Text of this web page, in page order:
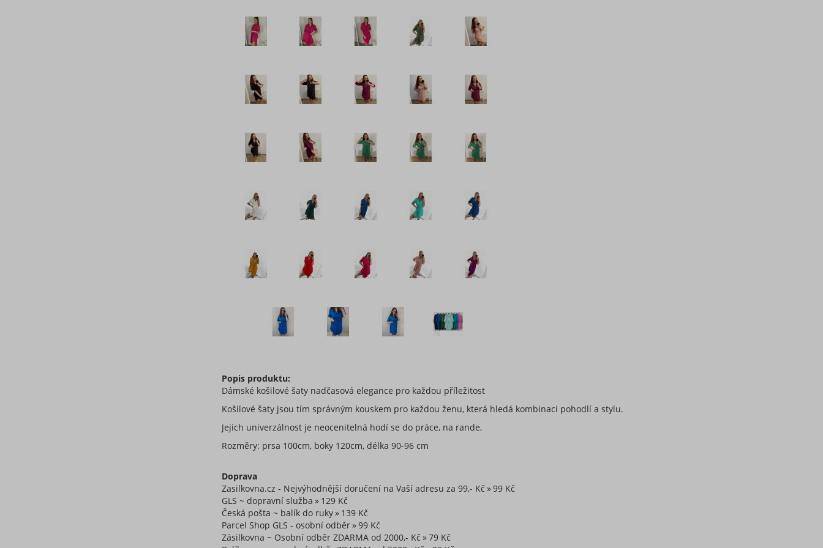
Popis produktu:
Dámské košilové šaty nadčasová elegance pro každou příležitost
Košilové šaty jsou tím správným kouskem pro každou ženu, která hledá kombinaci pohodlí a stylu.
Jejich univerzálnost je neocenitelná hodí se do práce, na rande,
Rozměry: prsa 100cm, boky 120cm, délka 90-96 cm
Doprava
Zasilkovna.cz - Nejvýhodnější doručení na Vaší adresu za 99,- Kč
99 Kč
GLS ~ dopravní služba
129 Kč
Česká pošta ~ balík do ruky
139 Kč
Parcel Shop GLS - osobní odběr
99 Kč
Zásilkovna ~ Osobní odběr ZDARMA od 2000,- Kč
79 Kč